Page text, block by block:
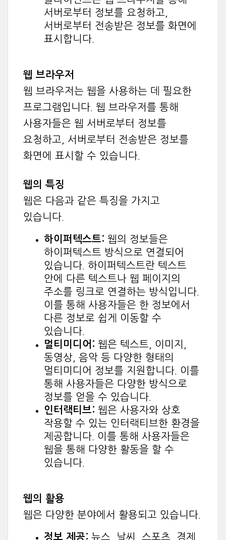
서버로부터 정보를 요청하고,
서버로부터 전송받은 정보를 화면에
표시합니다.
웹 브라우저
웹 브라우저는 웹을 사용하는 데 필요한
프로그램입니다. 웹 브라우저를 통해
사용자들은 웹 서버로부터 정보를
요청하고, 서버로부터 전송받은 정보를
화면에 표시할 수 있습니다.
웹의 특징
웹은 다음과 같은 특징을 가지고
있습니다.
하이퍼텍스트: 웹의 정보들은
하이퍼텍스트 방식으로 연결되어
있습니다. 하이퍼텍스트란 텍스트
안에 다른 텍스트나 웹 페이지의
주소를 링크로 연결하는 방식입니다.
이를 통해 사용자들은 한 정보에서
다른 정보로 쉽게 이동할 수
있습니다.
멀티미디어: 웹은 텍스트, 이미지,
동영상, 음악 등 다양한 형태의
멀티미디어 정보를 지원합니다. 이를
통해 사용자들은 다양한 방식으로
정보를 얻을 수 있습니다.
인터랙티브: 웹은 사용자와 상호
작용할 수 있는 인터랙티브한 환경을
제공합니다. 이를 통해 사용자들은
웹을 통해 다양한 활동을 할 수
있습니다.
웹의 활용
웹은 다양한 분야에서 활용되고 있습니다.
정보 제공: 뉴스, 날씨, 스포츠, 경제,